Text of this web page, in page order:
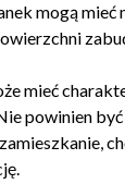
mogą mieć
mieć
powinien